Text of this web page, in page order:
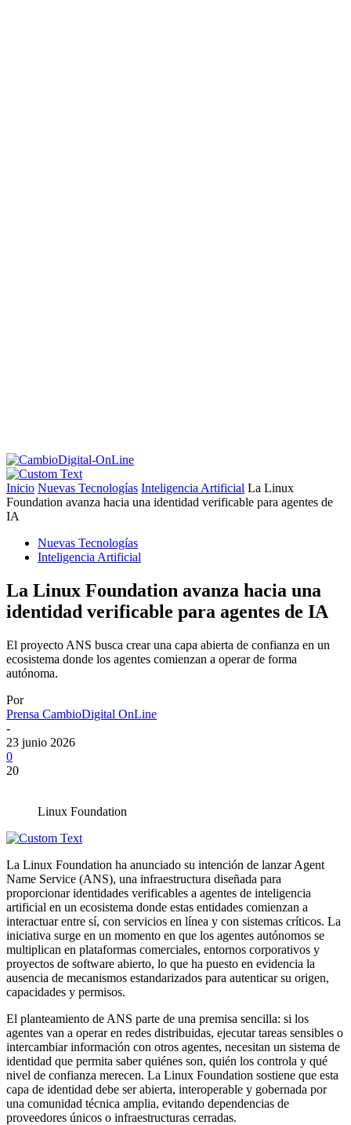
Inicio Nuevas Tecnologías Inteligencia Artificial La Linux
Foundation avanza hacia una identidad verificable para agentes de
IA
Nuevas Tecnologías
Inteligencia Artificial
La Linux Foundation avanza hacia una
identidad verificable para agentes de IA
El proyecto ANS busca crear una capa abierta de confianza en un
ecosistema donde los agentes comienzan a operar de forma
autónoma.
Por
Prensa CambioDigital OnLine
-
23 junio 2026
0
20
Linux Foundation
La Linux Foundation ha anunciado su intención de lanzar Agent
Name Service (ANS), una infraestructura diseñada para
proporcionar identidades verificables a agentes de inteligencia
artificial en un ecosistema donde estas entidades comienzan a
interactuar entre sí, con servicios en línea y con sistemas críticos. La
iniciativa surge en un momento en que los agentes autónomos se
multiplican en plataformas comerciales, entornos corporativos y
proyectos de software abierto, lo que ha puesto en evidencia la
ausencia de mecanismos estandarizados para autenticar su origen,
capacidades y permisos.
El planteamiento de ANS parte de una premisa sencilla: si los
agentes van a operar en redes distribuidas, ejecutar tareas sensibles o
intercambiar información con otros agentes, necesitan un sistema de
identidad que permita saber quiénes son, quién los controla y qué
nivel de confianza merecen. La Linux Foundation sostiene que esta
capa de identidad debe ser abierta, interoperable y gobernada por
una comunidad técnica amplia, evitando dependencias de
proveedores únicos o infraestructuras cerradas.